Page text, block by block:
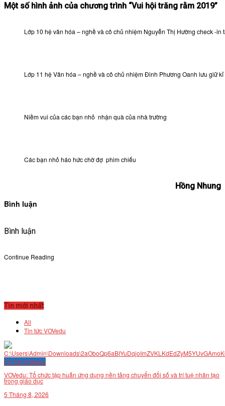
Một số hình ảnh của chương trình “Vui hội trăng rằm 2019”
Lớp 10 hệ văn hóa – nghề và cô chủ nhiệm Nguyễn Thị Hường check -
Lớp 11 hệ Văn hóa – nghề và cô chủ nhiệm Đinh Phương Oanh lưu giữ
Niềm vui của các bạn nhỏ nhận quà của nhà trường
Các bạn nhỏ háo hức chờ đợ phim chiếu
Hồng Nhung
Bình luận
Bình luận
Continue Reading
Tin mới nhất
All
Tin tức VOVedu
Tin tức VOVedu
VOVedu: Tổ chức tập huấn ứng dụng nền tảng chuyển đổi số và trí tuệ nhân tạo
trong giáo dục
5 Tháng 8, 2026